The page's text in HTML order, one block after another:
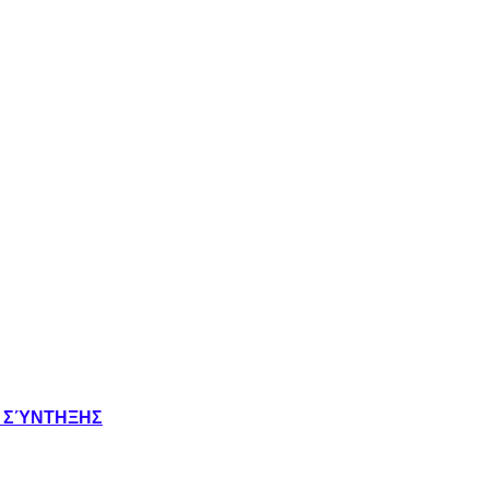
ΣΎΝΤΗΞΗΣ